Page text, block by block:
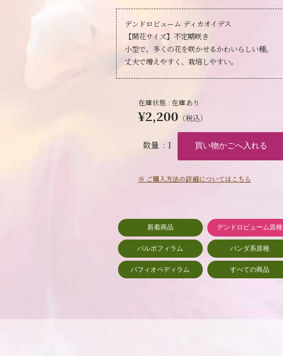
デンドロビューム ディカオイデス
【開花サイズ】不定期咲き
小型で、多くの花を咲かせるかわいらしい種。
丈夫で増えやすく、栽培しやすい。
在庫状態 : 在庫あり
¥2,200 （税込）
数量 : 1
※ ご購入方法の詳細についてはこちら
新着商品 デンドロビューム原種
バルボフィラム バンダ系原種
パフィオペディラム すべての商品